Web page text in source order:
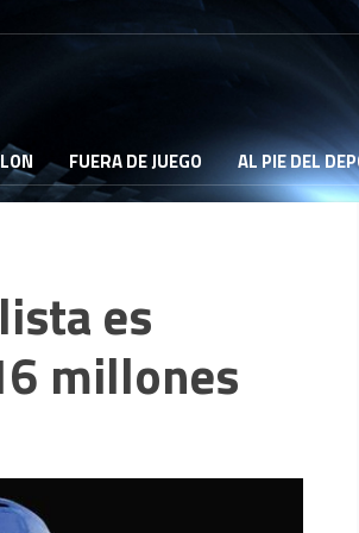
FUERA DE JUEGO AL PIE DEL
es
millones